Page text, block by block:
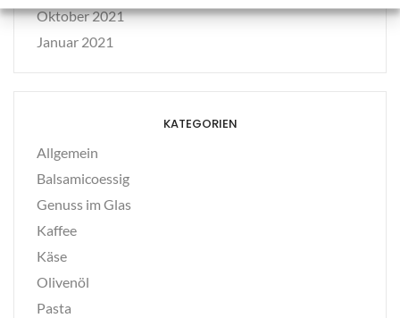
Oktober 2021
Januar 2021
KATEGORIEN
Allgemein
Balsamicoessig
Genuss im Glas
Kaffee
Käse
Olivenöl
Pasta